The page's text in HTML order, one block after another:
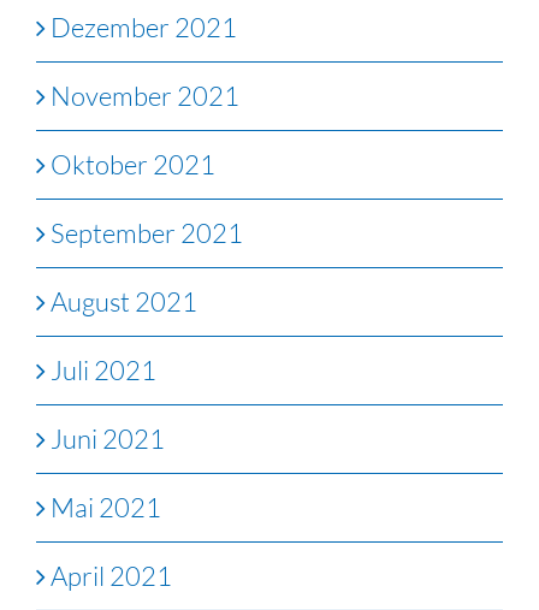
Dezember 2021
November 2021
Oktober 2021
September 2021
August 2021
Juli 2021
Juni 2021
Mai 2021
April 2021